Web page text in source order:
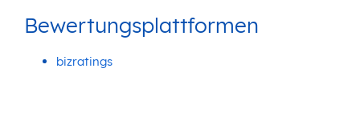
Bewertungsplattformen
bizratings